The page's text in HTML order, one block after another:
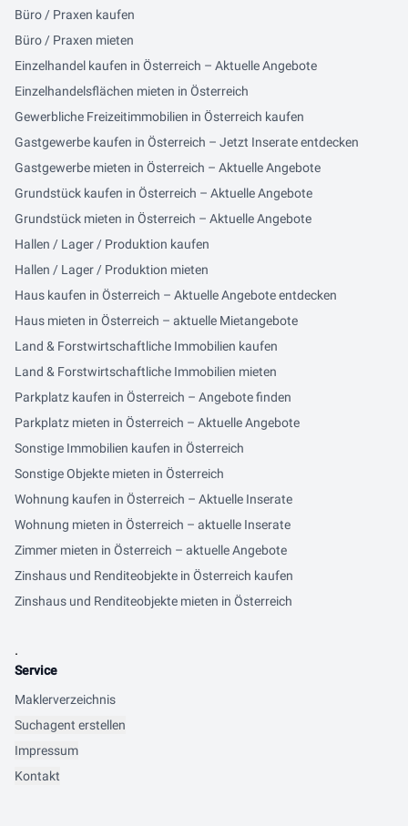
Büro / Praxen kaufen
Büro / Praxen mieten
Einzelhandel kaufen in Österreich – Aktuelle Angebote
Einzelhandelsflächen mieten in Österreich
Gewerbliche Freizeitimmobilien in Österreich kaufen
Gastgewerbe kaufen in Österreich – Jetzt Inserate entdecken
Gastgewerbe mieten in Österreich – Aktuelle Angebote
Grundstück kaufen in Österreich – Aktuelle Angebote
Grundstück mieten in Österreich – Aktuelle Angebote
Hallen / Lager / Produktion kaufen
Hallen / Lager / Produktion mieten
Haus kaufen in Österreich – Aktuelle Angebote entdecken
Haus mieten in Österreich – aktuelle Mietangebote
Land & Forstwirtschaftliche Immobilien kaufen
Land & Forstwirtschaftliche Immobilien mieten
Parkplatz kaufen in Österreich – Angebote finden
Parkplatz mieten in Österreich – Aktuelle Angebote
Sonstige Immobilien kaufen in Österreich
Sonstige Objekte mieten in Österreich
Wohnung kaufen in Österreich – Aktuelle Inserate
Wohnung mieten in Österreich – aktuelle Inserate
Zimmer mieten in Österreich – aktuelle Angebote
Zinshaus und Renditeobjekte in Österreich kaufen
Zinshaus und Renditeobjekte mieten in Österreich
.
Service
Maklerverzeichnis
Suchagent erstellen
Impressum
Kontakt